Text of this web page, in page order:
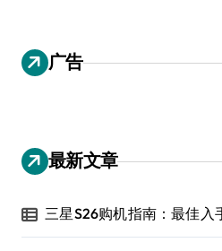
广告
最新文章
三星S26购机指南：最佳入